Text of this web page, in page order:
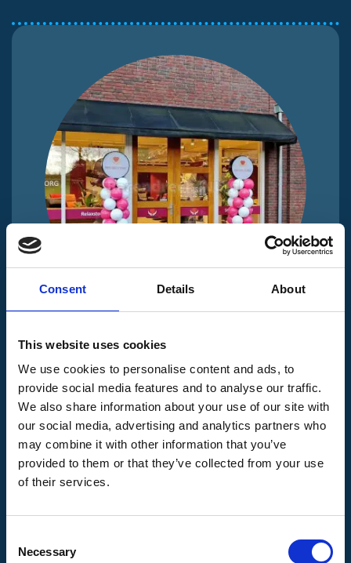
Consent Details About
This website uses cookies
We use cookies to personalise content and ads, to
provide social media features and to analyse our traffic.
We also share information about your use of our site with
our social media, advertising and analytics partners who
may combine it with other information that you’ve
provided to them or that they’ve collected from your use
of their services.
Selection
Necessary
Meubelzorg
“Door de samenwerking met LEQUAL